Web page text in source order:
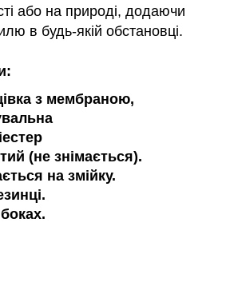
або на природі, додаючи
в будь-якій обстановці.
з мембраною,
(не знімається).
на змійку.